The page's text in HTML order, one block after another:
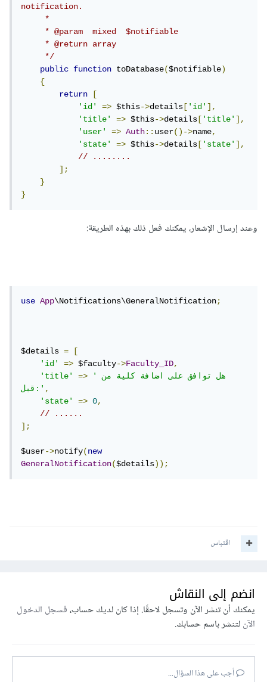
notification.
     *
     * @param  mixed  $notifiable
     * @return array
     */
public
function toDatabase($notifiable)
{
return
[
'id'
=> $this->details ['id'],
'title'
=> $this->details ['title'],
'user'
=> Auth::user()->name,
'state'
=> $this->details ['state'],
// ........
];
}
}
وعند إرسال الإشعار، يمكنك فعل ذلك بهذه الطريقة:
use App\Notifications\GeneralNotification;
$details =
[
'id'
=> $faculty->Faculty_ID,
'title'
=>
'هل توافق على اضافة كلية من
قبل:',
'state'
=> 0,
// ......
];
$user->notify(new
GeneralNotification($details));
اقتباس
انضم إلى النقاش
يمكنك أن تنشر الآن وتسجل لاحقًا. إذا كان لديك حساب،فسجل الدخول
الآنلتنشر باسم حسابك.
أجب على هذا السؤال...